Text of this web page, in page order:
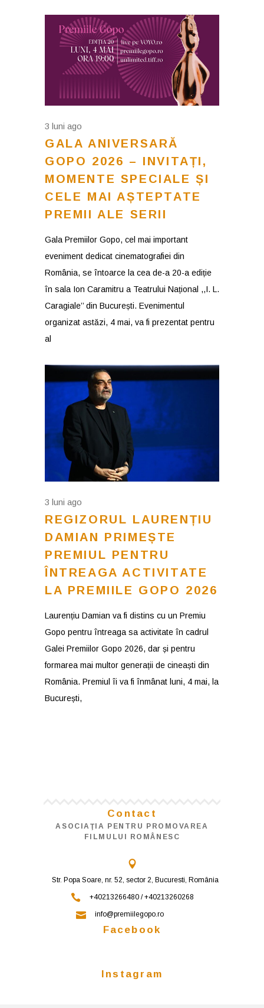
3 luni ago
GALA ANIVERSARĂ
GOPO 2026 – INVITAȚI,
MOMENTE SPECIALE ȘI
CELE MAI AȘTEPTATE
PREMII ALE SERII
Gala Premiilor Gopo, cel mai important
eveniment dedicat cinematografiei din
România, se întoarce la cea de-a 20-a ediție
în sala Ion Caramitru a Teatrului Național ,,I. L.
Caragiale’’ din București. Evenimentul
organizat astăzi, 4 mai, va fi prezentat pentru
al
3 luni ago
REGIZORUL LAURENȚIU
DAMIAN PRIMEȘTE
PREMIUL PENTRU
ÎNTREAGA ACTIVITATE
LA PREMIILE GOPO 2026
Laurențiu Damian va fi distins cu un Premiu
Gopo pentru întreaga sa activitate în cadrul
Galei Premiilor Gopo 2026, dar și pentru
formarea mai multor generații de cineaști din
România. Premiul îi va fi înmânat luni, 4 mai, la
București,
Contact
ASOCIAŢIA PENTRU PROMOVAREA
FILMULUI ROMÂNESC
Str. Popa Soare, nr. 52, sector 2, Bucuresti, România
+40213266480 / +40213260268
info@premiilegopo.ro
Facebook
Instagram